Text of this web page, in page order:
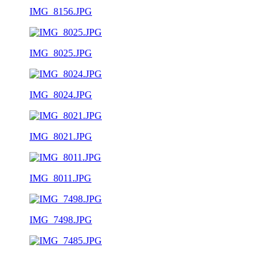
IMG_8156.JPG
IMG_8025.JPG
IMG_8024.JPG
IMG_8021.JPG
IMG_8011.JPG
IMG_7498.JPG